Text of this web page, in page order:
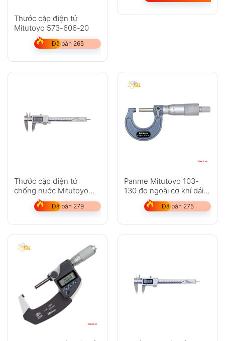
Thước cặp điện tử
Mitutoyo 573-606-20
Đã bán 265
Thước cặp điện tử
chống nước Mitutoyo
500-752-20
Đã bán 279
Panme Mitutoyo 103-
130 đo ngoài cơ khí dải
đo 25-50mm
Đã bán 275